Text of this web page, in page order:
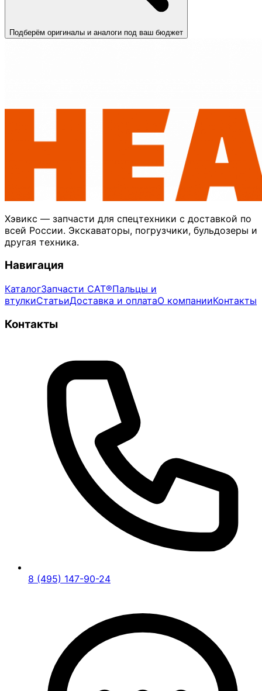
Подберём оригиналы и аналоги под ваш бюджет
Хэвикс — запчасти для спецтехники с доставкой по
всей России. Экскаваторы, погрузчики, бульдозеры и
другая техника.
Навигация
КаталогЗапчасти CAT®Пальцы и
втулкиСтатьиДоставка и оплатаО компанииКонтакты
Контакты
8 (495) 147-90-24